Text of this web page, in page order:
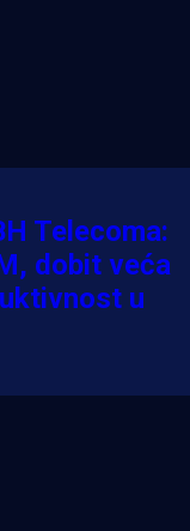
Telecoma:
dobit veća
u